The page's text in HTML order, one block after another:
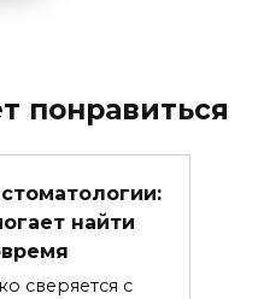
понравиться
найти
сверяется с